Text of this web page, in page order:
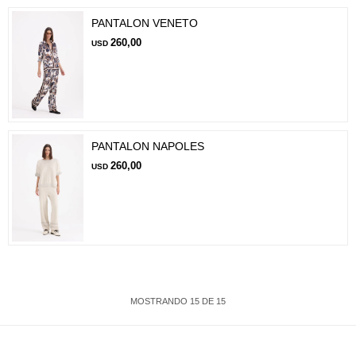
PANTALON VENETO
USD 260,00
PANTALON NAPOLES
USD 260,00
MOSTRANDO 15 DE 15